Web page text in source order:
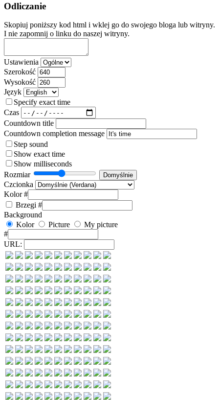
Odliczanie
Skopiuj poniższy kod html i wklej go do swojego bloga lub witryny.
I nie zapomnij o linku do naszej witryny.
Ustawienia
Szerokość
Wysokość
Język
Specify exact time
Czas
Countdown title
Countdown completion message
Step sound
Show exact time
Show milliseconds
Rozmiar
Czcionka
Kolor #
Brzegi #
Background
Kolor
Picture
My picture
#
URL: